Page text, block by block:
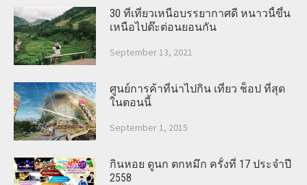
30 ที่เที่ยวเหนือบรรยากาศดี หนาวนี้ขึ้น
เหนือไปต๊ะต่อนยอนกัน
September 13, 2021
ศูนย์การค้าที่น่าไปกิน เที่ยว ช็อป ที่สุด
ในตอนนี้
September 1, 2015
กินหอย ดูนก ตกหมึก ครั้งที่ 17 ประจำปี
2558